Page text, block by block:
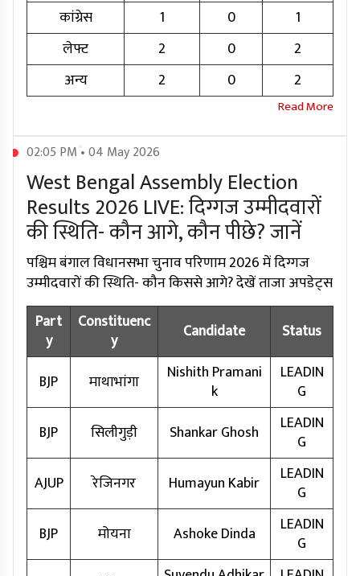
कांग्रेस
1 0
1
लेफ्ट
2 0
2
अन्य
2 0 2
02:05 PM • 04 May 2026
West Bengal Assembly Election
Results 2026 LIVE: दिग्गज उम्मीदवारों
की स्थिति- कौन आगे, कौन पीछे? जानें
पश्चिम बंगाल विधानसभा चुनाव परिणाम 2026 में दिग्गज
उम्मीदवारों की स्थिति- कौन किससे आगे? देखें ताजा अपडेट्स
Part
y
Constituenc
y
Candidate Status
BJP माथाभांगा
Nishith Pramani
k
LEADIN
G
BJP
सिलीगुड़ी Shankar Ghosh
LEADIN
G
AJUP
रेजिनगर Humayun Kabir
LEADIN
G
BJP
मोयना Ashoke Dinda
LEADIN
G